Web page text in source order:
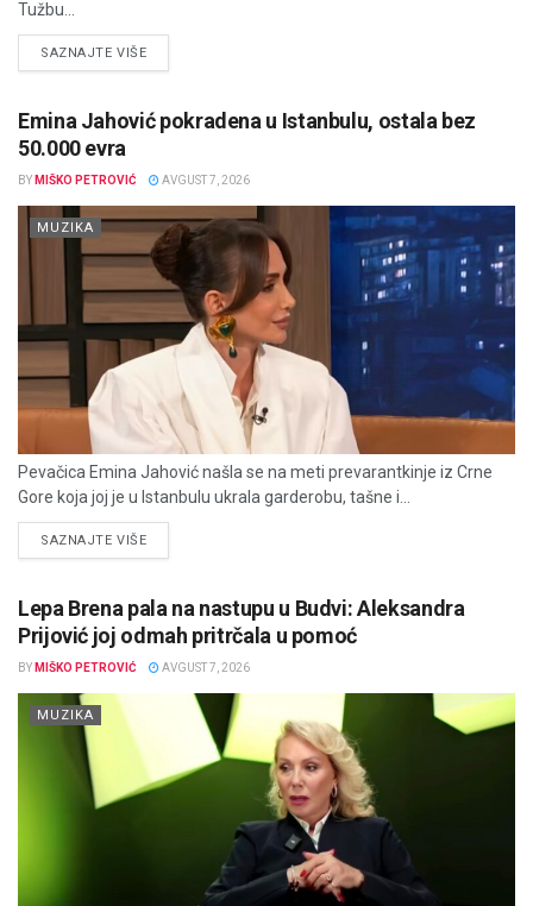
Tužbu...
SAZNAJTE VIŠEDETAILS
Emina Jahović pokradena u Istanbulu, ostala bez
50.000 evra
BY MIŠKO PETROVIĆ AVGUST 7, 2026
MUZIKA
Pevačica Emina Jahović našla se na meti prevarantkinje iz Crne
Gore koja joj je u Istanbulu ukrala garderobu, tašne i...
SAZNAJTE VIŠEDETAILS
Lepa Brena pala na nastupu u Budvi: Aleksandra
Prijović joj odmah pritrčala u pomoć
BY MIŠKO PETROVIĆ AVGUST 7, 2026
MUZIKA